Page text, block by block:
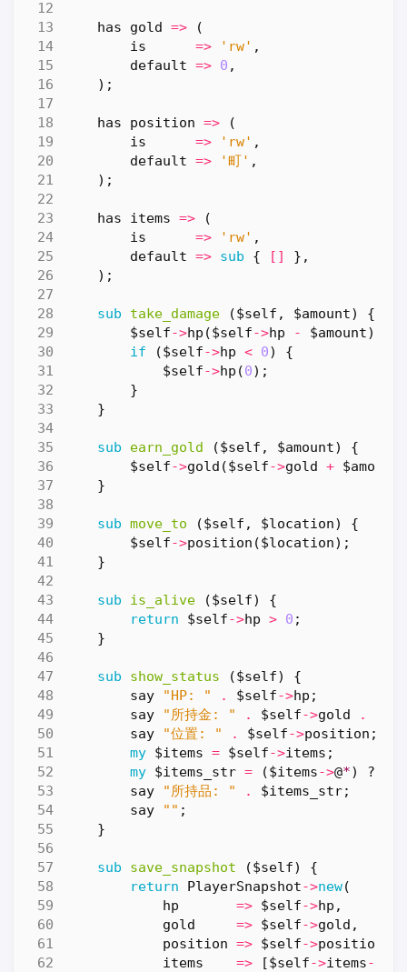
has gold =>
(
is
=> 'rw' ,
default => 0 ,
);
has position =>
(
is
=> 'rw' ,
default => '町' ,
);
has items =>
(
is
=> 'rw' ,
default => sub { []
},
);
sub take_damage
($self, $amount) {
$self->hp ($self->hp - $amount);
if
($self->hp < 0)
{
$self->hp (0);
}
}
sub earn_gold
($self, $amount) {
$self->gold ($self->gold + $amount
}
sub move_to
($self, $location) {
$self->position ($location);
}
sub is_alive
($self) {
return
$self->hp > 0 ;
}
sub show_status
($self) {
say
"HP: " . $self->hp ;
say
"所持金: " . $self->gold .
say
"位置: " . $self->position ;
my $items = $self->items ;
my $items_str = ($items->@*) ?
say
"所持品: " . $items_str;
say
"" ;
}
sub save_snapshot
($self) {
return
PlayerSnapshot->new(
hp
=> $self->hp ,
gold
=> $self->gold ,
position => $self->position
items
=> [$self->items->